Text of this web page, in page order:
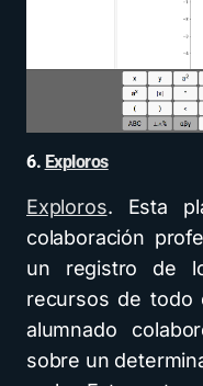
6. Exploros
Exploros. Esta
colaboración
un registro de
recursos de todo
alumnado
sobre un